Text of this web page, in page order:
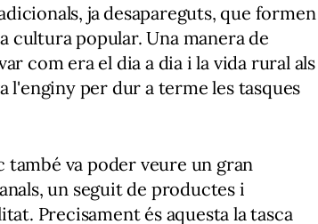
ja desapareguts, que formen
cultura popular. Una manera de
com era el dia a dia i la vida rural als
l'enginy per dur a terme les tasques
també va poder veure un gran
un seguit de productes i
Precisament és aquesta la tasca